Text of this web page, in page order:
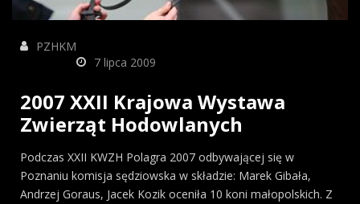
PZHKM
7 lipca 2009
2007 XXII Krajowa Wystawa
Zwierząt Hodowlanych
Podczas XXII KWZH Polagra 2007 odbywającej się w
Poznaniu komisja sędziowska w składzie: Marek Gibała,
Andrzej Goraus, Jacek Kozik oceniła 10 koni małopolskich. Z